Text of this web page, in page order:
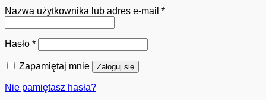
Nazwa użytkownika lub adres e-mail *Wymagane
Hasło *Wymagane
Zapamiętaj mnie Zaloguj się
Nie pamiętasz hasła?